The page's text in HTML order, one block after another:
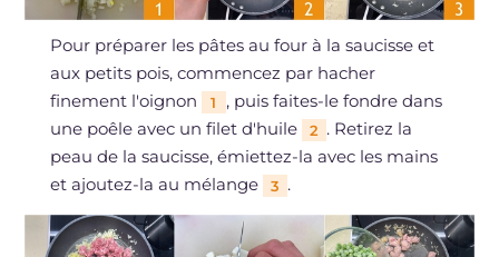
Pour préparer les pâtes au four à la saucisse et
aux petits pois, commencez par hacher
finement l'oignon
1
, puis faites-le fondre dans
une poêle avec un filet d'huile
2 . Retirez la
peau de la saucisse, émiettez-la avec les mains
et ajoutez-la au mélange
3 .